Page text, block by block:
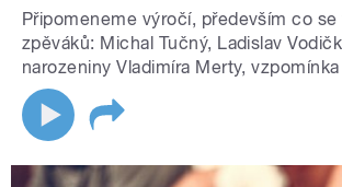
Připomeneme výročí, především co
zpěváků: Michal Tučný, Ladislav
narozeniny Vladimíra Merty,